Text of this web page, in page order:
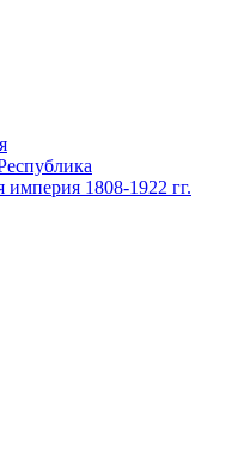
империя 1808-1922 гг.